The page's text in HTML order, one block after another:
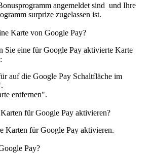
angemeldet sind und Ihre
surprize zugelassen ist.
Karte von Google Pay?
Sie eine für Google Pay aktivierte Karte
auf die Google Pay Schaltfläche im
entfernen".
für Google Pay aktivieren?
Karten für Google Pay aktivieren.
Pay?